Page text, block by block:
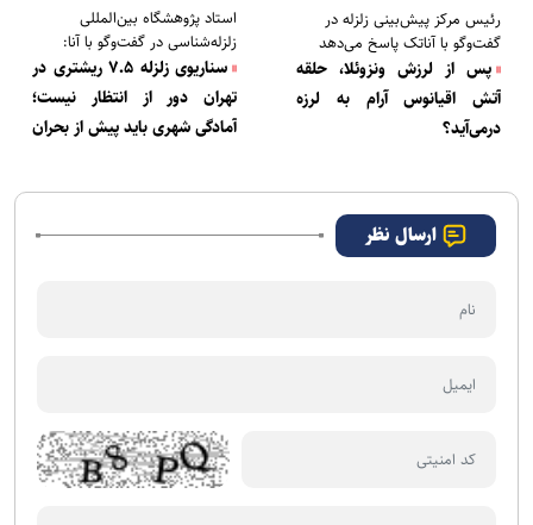
رئیس مرکز پیش‌بینی زلزله در
گفت‌وگو با آناتک پاسخ می‌دهد
پس از لرزش ونزوئلا، حلقه
آتش اقیانوس آرام به لرزه
درمی‌آید؟
استاد پژوهشگاه بین‌المللی
زلزله‌شناسی در گفت‌وگو با آنا:
سناریوی زلزله ۷.۵ ریشتری در
تهران دور از انتظار نیست؛
آمادگی شهری باید پیش از بحران
ارسال نظر